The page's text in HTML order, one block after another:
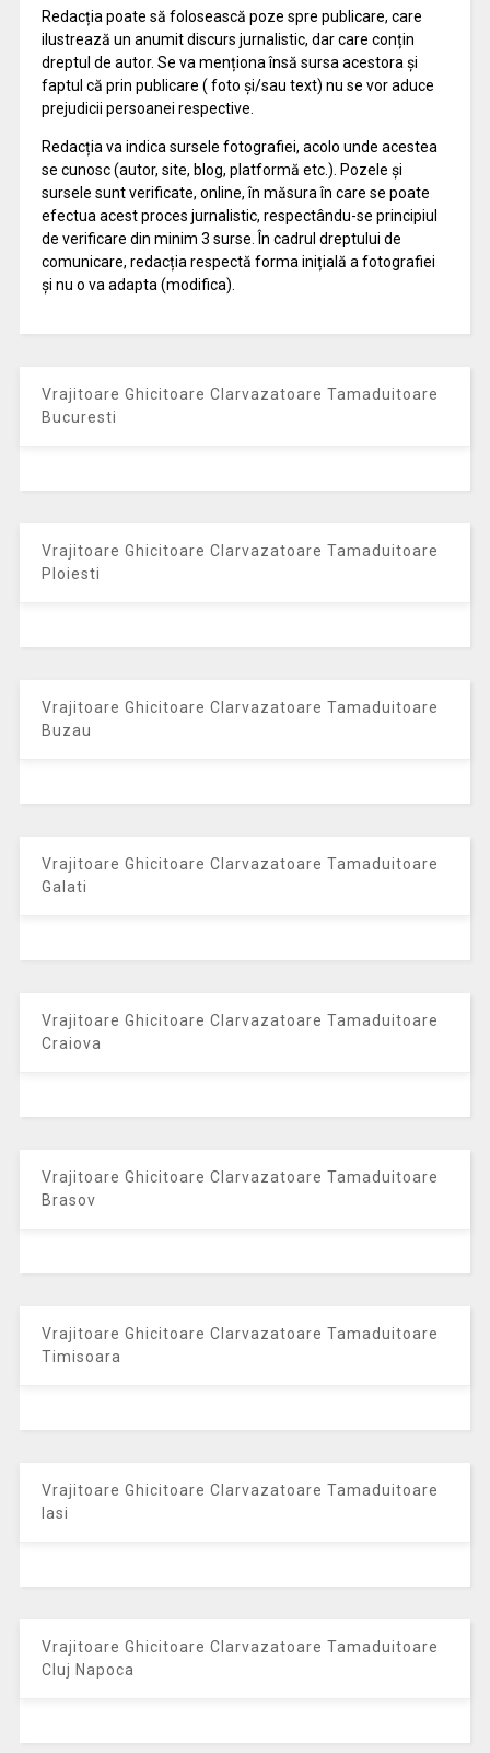
Redacția poate să folosească poze spre publicare, care
ilustrează un anumit discurs jurnalistic, dar care conțin
dreptul de autor. Se va menționa însă sursa acestora și
faptul că prin publicare ( foto și/sau text) nu se vor aduce
prejudicii persoanei respective.
Redacția va indica sursele fotografiei, acolo unde acestea
se cunosc (autor, site, blog, platformă etc.). Pozele și
sursele sunt verificate, online, în măsura în care se poate
efectua acest proces jurnalistic, respectându-se principiul
de verificare din minim 3 surse. În cadrul dreptului de
comunicare, redacția respectă forma inițială a fotografiei
și nu o va adapta (modifica).
Vrajitoare Ghicitoare Clarvazatoare Tamaduitoare
Bucuresti
Vrajitoare Ghicitoare Clarvazatoare Tamaduitoare
Ploiesti
Vrajitoare Ghicitoare Clarvazatoare Tamaduitoare
Buzau
Vrajitoare Ghicitoare Clarvazatoare Tamaduitoare
Galati
Vrajitoare Ghicitoare Clarvazatoare Tamaduitoare
Craiova
Vrajitoare Ghicitoare Clarvazatoare Tamaduitoare
Brasov
Vrajitoare Ghicitoare Clarvazatoare Tamaduitoare
Timisoara
Vrajitoare Ghicitoare Clarvazatoare Tamaduitoare
Iasi
Vrajitoare Ghicitoare Clarvazatoare Tamaduitoare
Cluj Napoca